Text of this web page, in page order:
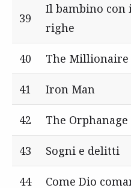
39
Il bambino con
righe
40 The Millionaire
41 Iron Man
42 The Orphanage
43 Sogni e delitti
44 Come Dio